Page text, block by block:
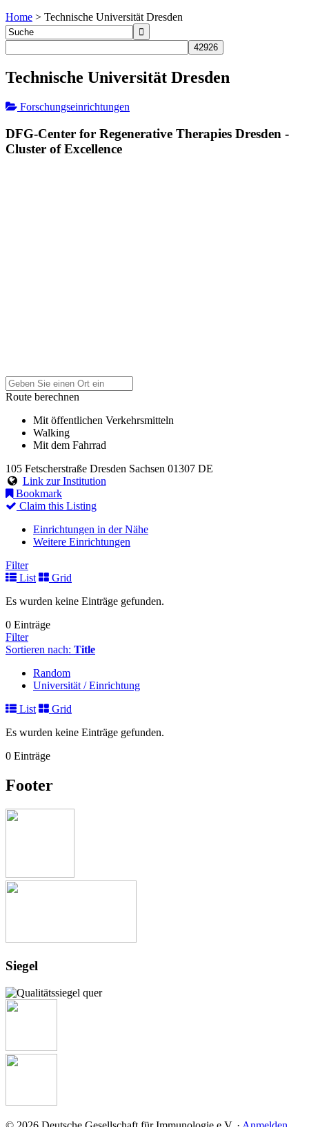
Home > Technische Universität Dresden
Technische Universität Dresden
Forschungseinrichtungen
DFG-Center for Regenerative Therapies Dresden -
Cluster of Excellence
Route berechnen
Mit öffentlichen Verkehrsmitteln
Walking
Mit dem Fahrrad
105 Fetscherstraße Dresden Sachsen 01307 DE
Link zur Institution
Bookmark
Claim this Listing
Einrichtungen in der Nähe
Weitere Einrichtungen
Filter
List
Grid
Es wurden keine Einträge gefunden.
0 Einträge
Filter
Sortieren nach: Title
Random
Universität / Einrichtung
List
Grid
Es wurden keine Einträge gefunden.
0 Einträge
Footer
Siegel